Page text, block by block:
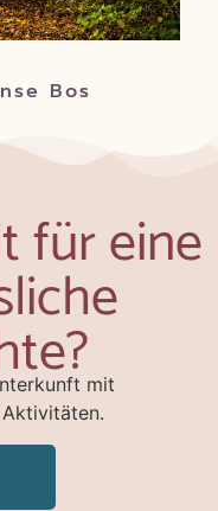
Bos
für eine
mit